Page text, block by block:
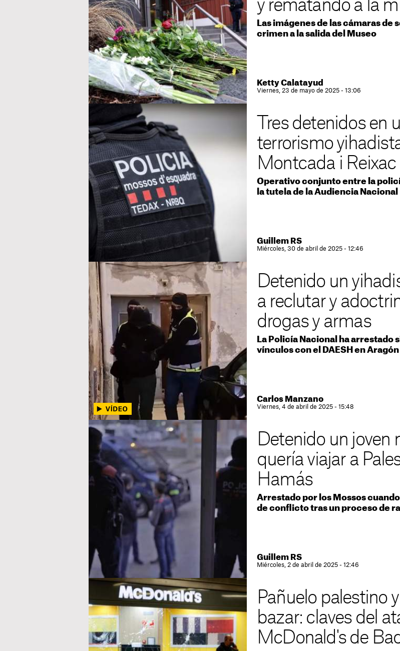
y rematando a la
Las imágenes de las cámaras de
crimen a la salida del Museo
Ketty Calatayud
Viernes, 23 de mayo de 2025 - 13:06
Tres detenidos en
terrorismo
Montcada i Reixac
Operativo conjunto entre la
la tutela de la Audiencia Nacional
Guillem RS
Miércoles, 30 de abril de 2025 - 12:46
Detenido un
a reclutar y
drogas y armas
La Policía Nacional ha
vínculos con el DAESH en Aragón
Carlos Manzano
Viernes, 4 de abril de 2025 - 15:48
Detenido un joven
quería viajar a
Hamás
Arrestado por los Mossos
de conflicto tras un proceso de
Guillem RS
Miércoles, 2 de abril de 2025 - 12:46
Pañuelo palestino
bazar: claves del
McDonald's de